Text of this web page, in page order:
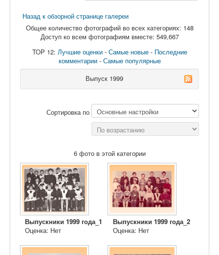
Выпуски
Из истории школы
О виртуальном музее
Назад к обзорной странице галереи
Общее количество фотографий во всех категориях: 148
Доступ ко всем фотографиям вместе: 549,667
TOP 12: Лучшие оценки- Самые новые- Последние
комментарии- Самые популярные
Выпуск 1999
Сортировка по
6 фото в этой категории
Выпускники 1999 года_1
Оценка: Нет
Выпускники 1999 года_2
Оценка: Нет